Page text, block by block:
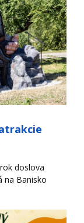
doslova
na Banisko